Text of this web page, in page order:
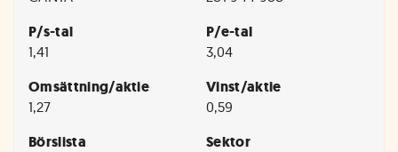
P/s-tal
1,41
P/e-tal
3,04
Omsättning/aktie
1,27
Vinst/aktie
0,59
Börslista Sektor